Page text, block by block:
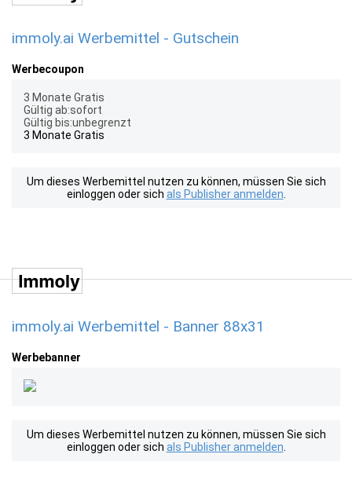
immoly.ai Werbemittel - Gutschein
Werbecoupon
3 Monate Gratis
Gültig ab:sofort
Gültig bis:unbegrenzt
3 Monate Gratis
Um dieses Werbemittel nutzen zu können, müssen Sie sich
einloggen oder sich als Publisher anmelden
immoly.ai Werbemittel - Banner 88x31
Werbebanner
Um dieses Werbemittel nutzen zu können, müssen Sie sich
einloggen oder sich als Publisher anmelden